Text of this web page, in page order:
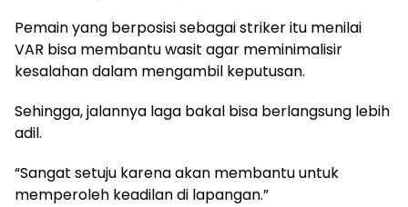
Pemain yang berposisi sebagai striker itu menilai
VAR bisa membantu wasit agar meminimalisir
kesalahan dalam mengambil keputusan.
Sehingga, jalannya laga bakal bisa berlangsung lebih
adil.
“Sangat setuju karena akan membantu untuk
memperoleh keadilan di lapangan.”